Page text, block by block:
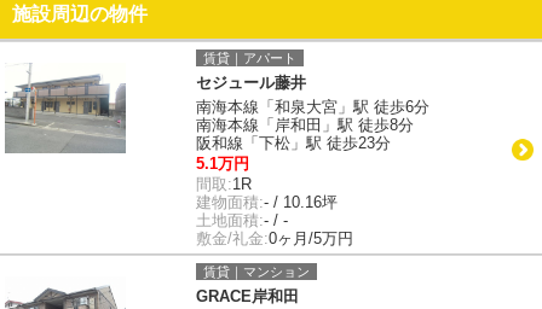
施設周辺の物件
賃貸｜アパート
セジュール藤井
南海本線「和泉大宮」駅 徒歩6分
南海本線「岸和田」駅 徒歩8分
阪和線「下松」駅 徒歩23分
5.1万円
間取:1R
建物面積:- / 10.16坪
土地面積:- / -
敷金/礼金:0ヶ月/5万円
賃貸｜マンション
GRACE岸和田